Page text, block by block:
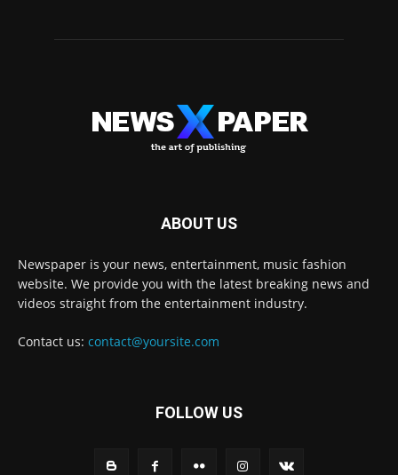
ABOUT US
Newspaper is your news, entertainment, music fashion
website. We provide you with the latest breaking news and
videos straight from the entertainment industry.
Contact us: contact@yoursite.com
FOLLOW US